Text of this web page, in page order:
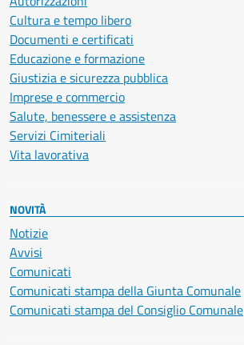
Cultura e tempo libero
Documenti e certificati
Educazione e formazione
Giustizia e sicurezza pubblica
Imprese e commercio
Salute, benessere e assistenza
Servizi Cimiteriali
Vita lavorativa
NOVITÀ
Notizie
Avvisi
Comunicati
Comunicati stampa della Giunta Comunale
Comunicati stampa del Consiglio Comunale